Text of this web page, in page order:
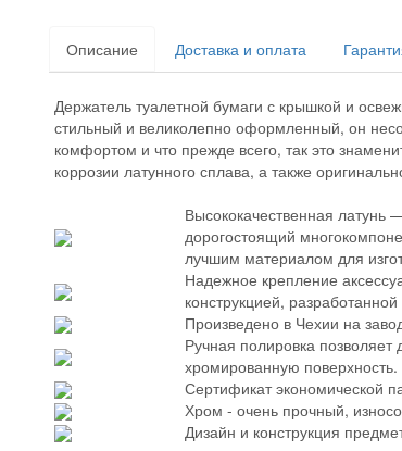
Описание Доставка и оплата
Держатель туалетной бумаги с крышкой и
стильный и великолепно оформленный, он
комфортом и что прежде всего, так это
коррозии латунного сплава, а также
Высококачественная латунь
дорогостоящий
лучшим материалом для
Надежное крепление
конструкцией,
Произведено в Чехии на
Ручная полировка позволяет
хромированную поверхность.
Сертификат экономической
Хром - очень прочный,
Дизайн и конструкция